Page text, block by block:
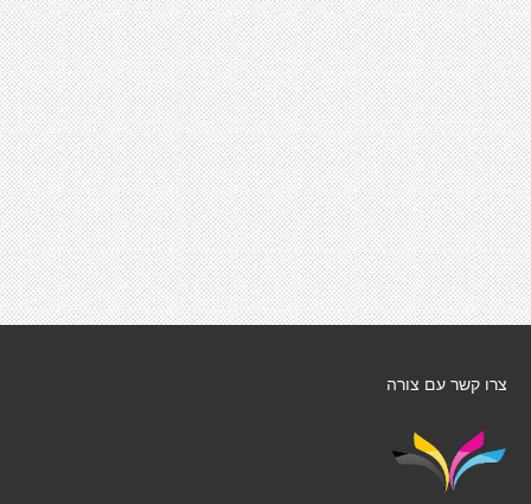
צרו קשר עם צורה